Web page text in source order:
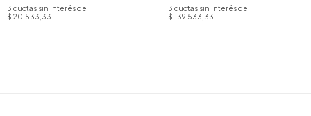
3 cuotas sin interés de
$ 20.533,33
3 cuotas sin interés de
$ 139.533,33